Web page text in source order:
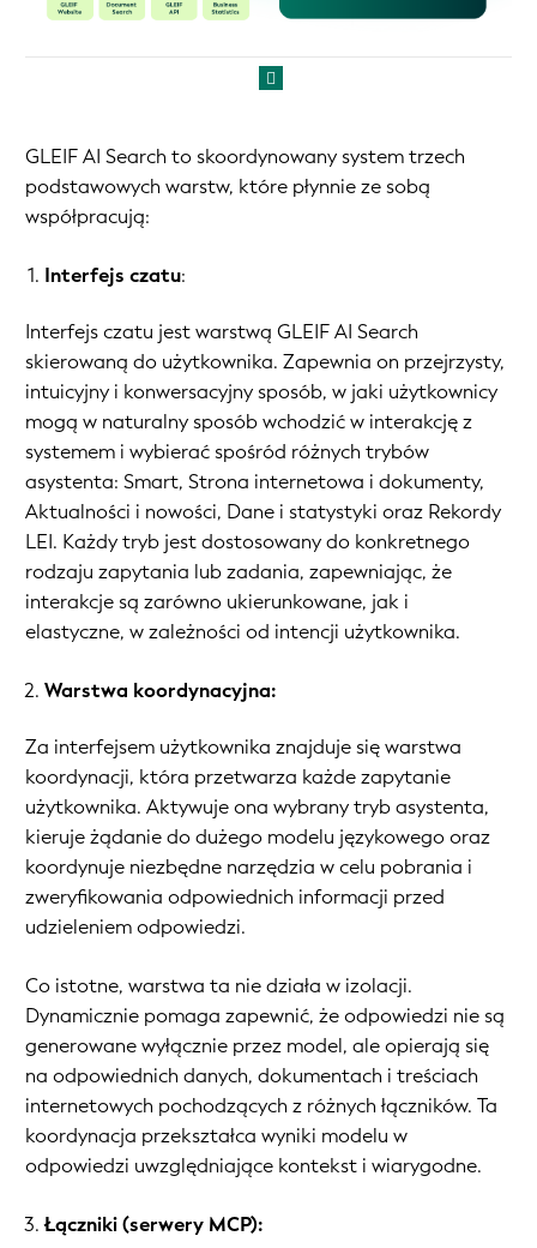
GLEIF AI Search to skoordynowany system trzech
podstawowych warstw, które płynnie ze sobą
współpracują:
Interfejs czatu:
Interfejs czatu jest warstwą GLEIF AI Search
skierowaną do użytkownika. Zapewnia on przejrzysty,
intuicyjny i konwersacyjny sposób, w jaki użytkownicy
mogą w naturalny sposób wchodzić w interakcję z
systemem i wybierać spośród różnych trybów
asystenta: Smart, Strona internetowa i dokumenty,
Aktualności i nowości, Dane i statystyki oraz Rekordy
LEI. Każdy tryb jest dostosowany do konkretnego
rodzaju zapytania lub zadania, zapewniając, że
interakcje są zarówno ukierunkowane, jak i
elastyczne, w zależności od intencji użytkownika.
Warstwa koordynacyjna:
Za interfejsem użytkownika znajduje się warstwa
koordynacji, która przetwarza każde zapytanie
użytkownika. Aktywuje ona wybrany tryb asystenta,
kieruje żądanie do dużego modelu językowego oraz
koordynuje niezbędne narzędzia w celu pobrania i
zweryfikowania odpowiednich informacji przed
udzieleniem odpowiedzi.
Co istotne, warstwa ta nie działa w izolacji.
Dynamicznie pomaga zapewnić, że odpowiedzi nie są
generowane wyłącznie przez model, ale opierają się
na odpowiednich danych, dokumentach i treściach
internetowych pochodzących z różnych łączników. Ta
koordynacja przekształca wyniki modelu w
odpowiedzi uwzględniające kontekst i wiarygodne.
Łączniki (serwery MCP):